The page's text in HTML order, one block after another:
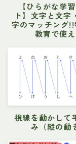
【ひらがな学
ト】文字と文字
字のマッチング
教育で使
視線を動かして
み（縦の動